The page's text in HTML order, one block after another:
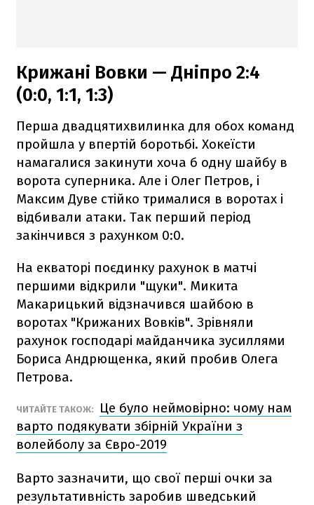
Крижані Вовки — Дніпро 2:4
(0:0, 1:1, 1:3)
Перша двадцятихвилинка для обох команд
пройшла у впертій боротьбі. Хокеїсти
намагалися закинути хоча б одну шайбу в
ворота суперника. Але і Олег Петров, і
Максим Дуве стійко трималися в воротах і
відбивали атаки. Так перший період
закінчився з рахунком 0:0.
На екваторі поєдинку рахунок в матчі
першими відкрили "щуки". Микита
Макарицький відзначився шайбою в
воротах "Крижаних Вовків". Зрівняли
рахунок господарі майданчика зусиллями
Бориса Андрющенка, який пробив Олега
Петрова.
ЧИТАЙТЕ ТАКОЖ:
Це було неймовірно: чому нам
варто подякувати збірній України з
волейболу за Євро-2019
Варто зазначити, що свої перші очки за
результативність заробив шведський